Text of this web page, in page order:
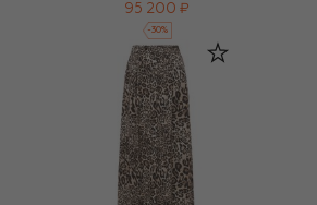
95 200 ₽
-30%